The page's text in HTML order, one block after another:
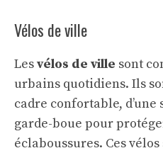
Vélos de ville
Lesvélos de ville sont
urbains quotidiens. Ils
cadre confortable,
garde-boue pour
éclaboussures. Ces